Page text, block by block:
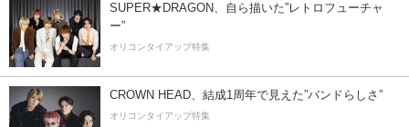
SUPER★DRAGON、自ら描いた”レトロフューチャ
ー”
オリコンタイアップ特集
CROWN HEAD、結成1周年で見えた”バンドらしさ”
オリコンタイアップ特集